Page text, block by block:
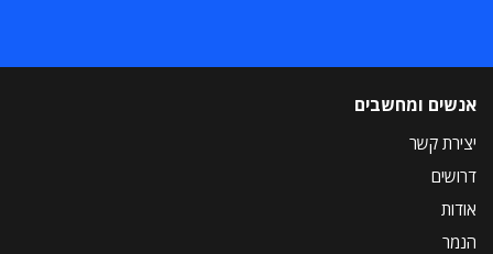
אנשים ומחשבים
יצירת קשר
דרושים
אודות
הנמר